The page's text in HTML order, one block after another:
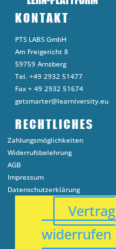
KONTAKT
PTS LABS GmbH
Am Freigericht 8
59759 Arnsberg
Tel. +49 2932 51477
Fax + 49 2932 51674
getsmarter@learniversity.eu
RECHTLICHES
Zahlungsmöglichkeiten
Widerrufsbelehrung
AGB
Impressum
Datenschutzerklärung
Vertrag
widerrufen